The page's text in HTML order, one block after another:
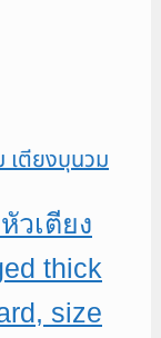
วเตียง
thick
size